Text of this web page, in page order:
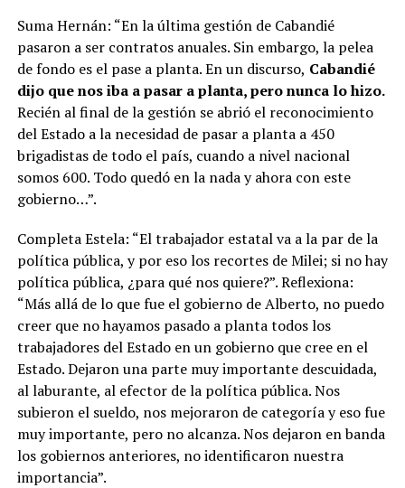
Suma Hernán: “En la última gestión de Cabandié
pasaron a ser contratos anuales. Sin embargo, la pelea
de fondo es el pase a planta. En un discurso, Cabandié
dijo que nos iba a pasar a planta, pero nunca lo hizo.
Recién al final de la gestión se abrió el reconocimiento
del Estado a la necesidad de pasar a planta a 450
brigadistas de todo el país, cuando a nivel nacional
somos 600. Todo quedó en la nada y ahora con este
gobierno…”.
Completa Estela: “El trabajador estatal va a la par de la
política pública, y por eso los recortes de Milei; si no hay
política pública, ¿para qué nos quiere?”. Reflexiona:
“Más allá de lo que fue el gobierno de Alberto, no puedo
creer que no hayamos pasado a planta todos los
trabajadores del Estado en un gobierno que cree en el
Estado. Dejaron una parte muy importante descuidada,
al laburante, al efector de la política pública. Nos
subieron el sueldo, nos mejoraron de categoría y eso fue
muy importante, pero no alcanza. Nos dejaron en banda
los gobiernos anteriores, no identificaron nuestra
importancia”.